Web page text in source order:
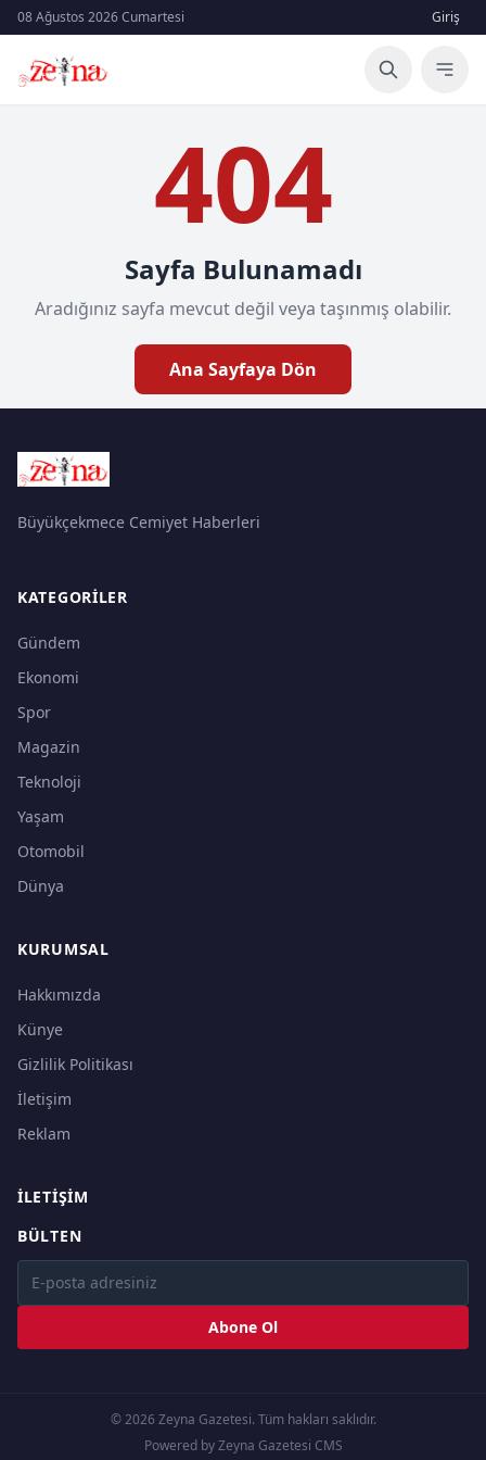
08 Ağustos 2026 Cumartesi Giriş
404
Sayfa Bulunamadı
Aradığınız sayfa mevcut değil veya taşınmış olabilir.
Ana Sayfaya Dön
Büyükçekmece Cemiyet Haberleri
KATEGORILER
Gündem
Ekonomi
Spor
Magazin
Teknoloji
Yaşam
Otomobil
Dünya
KURUMSAL
Hakkımızda
Künye
Gizlilik Politikası
İletişim
Reklam
İLETIŞIM
BÜLTEN
Abone Ol
© 2026 Zeyna Gazetesi. Tüm hakları saklıdır.
Powered by Zeyna Gazetesi CMS